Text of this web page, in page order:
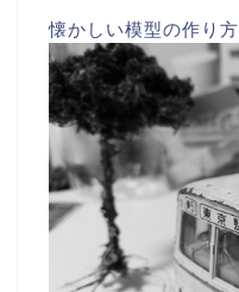
懐かしい模型の作り方